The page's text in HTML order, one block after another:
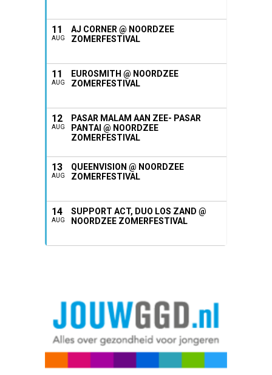
11
AUG
AJ CORNER @ NOORDZEE
ZOMERFESTIVAL
11
AUG
EUROSMITH @ NOORDZEE
ZOMERFESTIVAL
12
AUG
PASAR MALAM AAN ZEE- PASAR
PANTAI @ NOORDZEE
ZOMERFESTIVAL
13
AUG
QUEENVISION @ NOORDZEE
ZOMERFESTIVAL
14
AUG
SUPPORT ACT, DUO LOS ZAND @
NOORDZEE ZOMERFESTIVAL